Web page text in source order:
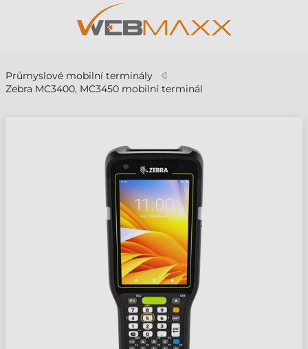
Průmyslové mobilní terminály
Zebra MC3400, MC3450 mobilní terminál